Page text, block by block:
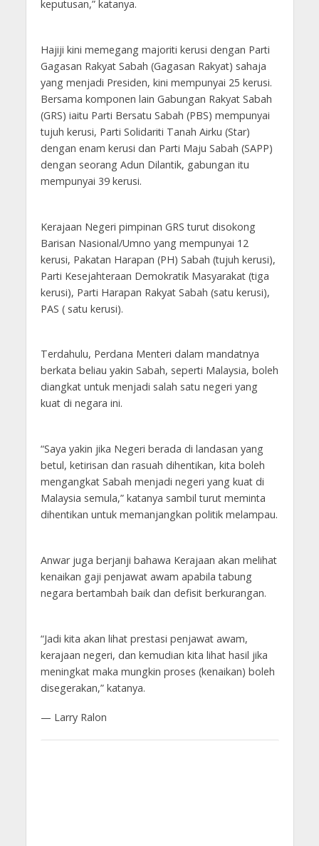
keputusan,” katanya.
Hajiji kini memegang majoriti kerusi dengan Parti
Gagasan Rakyat Sabah (Gagasan Rakyat) sahaja
yang menjadi Presiden, kini mempunyai 25 kerusi.
Bersama komponen lain Gabungan Rakyat Sabah
(GRS) iaitu Parti Bersatu Sabah (PBS) mempunyai
tujuh kerusi, Parti Solidariti Tanah Airku (Star)
dengan enam kerusi dan Parti Maju Sabah (SAPP)
dengan seorang Adun Dilantik, gabungan itu
mempunyai 39 kerusi.
Kerajaan Negeri pimpinan GRS turut disokong
Barisan Nasional/Umno yang mempunyai 12
kerusi, Pakatan Harapan (PH) Sabah (tujuh kerusi),
Parti Kesejahteraan Demokratik Masyarakat (tiga
kerusi), Parti Harapan Rakyat Sabah (satu kerusi),
PAS ( satu kerusi).
Terdahulu, Perdana Menteri dalam mandatnya
berkata beliau yakin Sabah, seperti Malaysia, boleh
diangkat untuk menjadi salah satu negeri yang
kuat di negara ini.
“Saya yakin jika Negeri berada di landasan yang
betul, ketirisan dan rasuah dihentikan, kita boleh
mengangkat Sabah menjadi negeri yang kuat di
Malaysia semula,” katanya sambil turut meminta
dihentikan untuk memanjangkan politik melampau.
Anwar juga berjanji bahawa Kerajaan akan melihat
kenaikan gaji penjawat awam apabila tabung
negara bertambah baik dan defisit berkurangan.
“Jadi kita akan lihat prestasi penjawat awam,
kerajaan negeri, dan kemudian kita lihat hasil jika
meningkat maka mungkin proses (kenaikan) boleh
disegerakan,” katanya.
— Larry Ralon